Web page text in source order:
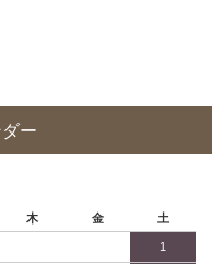
ー
木 金 土
1